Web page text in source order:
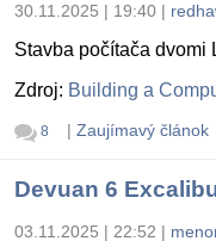
30.11.2025 | 19:40 |
Stavba počítača dvomi
Zdroj: Building a
8 | Zaujímavý článok
Devuan 6
03.11.2025 | 22:52 |